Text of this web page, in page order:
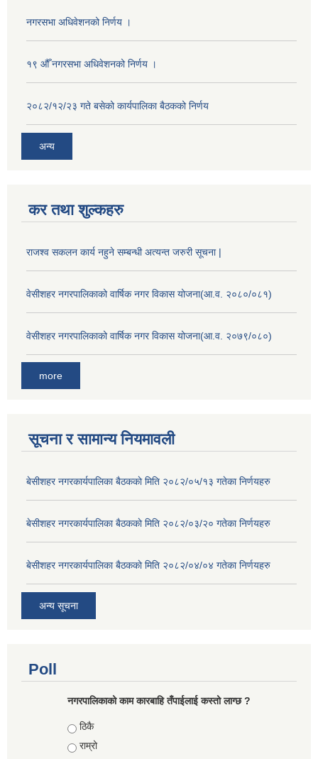
नगरसभा अधिवेशनको निर्णय ।
१९ औँ नगरसभा अधिवेशनको निर्णय ।
२०८२/१२/२३ गते बसेको कार्यपालिका बैठकको निर्णय
अन्य
कर तथा शुल्कहरु
राजश्व सकलन कार्य नहुने सम्बन्धी अत्यन्त जरुरी सूचना |
वेसीशहर नगरपालिकाको वार्षिक नगर विकास योजना(आ.व. २०८०/०८१)
वेसीशहर नगरपालिकाको वार्षिक नगर विकास योजना(आ.व. २०७९/०८०)
more
सूचना र सामान्य नियमावली
बे‍‍सीशहर नगरकार्यपालिका बैठककाे मिति २०८२/०५/१३ गतेका निर्णयहरु
बे‍‍सीशहर नगरकार्यपालिका बैठककाे मिति २०८२/०३/२० गतेका निर्णयहरु
बे‍‍सीशहर नगरकार्यपालिका बैठककाे मिति २०८२/०४/०४ गतेका निर्णयहरु
अन्य सूचना
Poll
नगरपालिकाको काम कारबाहि तँपाईलाई कस्तो लाग्छ ?
Choices
ठिकै
राम्रो